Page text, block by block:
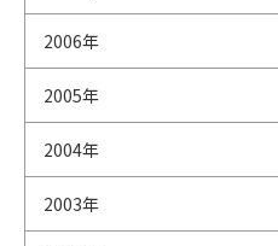
2006年
2005年
2004年
2003年